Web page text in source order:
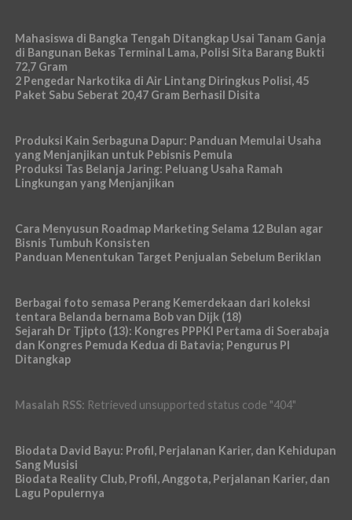
Mahasiswa di Bangka Tengah Ditangkap Usai Tanam Ganja
di Bangunan Bekas Terminal Lama, Polisi Sita Barang Bukti
72,7 Gram
2 Pengedar Narkotika di Air Lintang Diringkus Polisi, 45
Paket Sabu Seberat 20,47 Gram Berhasil Disita
Produksi Kain Serbaguna Dapur: Panduan Memulai Usaha
yang Menjanjikan untuk Pebisnis Pemula
Produksi Tas Belanja Jaring: Peluang Usaha Ramah
Lingkungan yang Menjanjikan
Cara Menyusun Roadmap Marketing Selama 12 Bulan agar
Bisnis Tumbuh Konsisten
Panduan Menentukan Target Penjualan Sebelum Beriklan
Berbagai foto semasa Perang Kemerdekaan dari koleksi
tentara Belanda bernama Bob van Dijk (18)
Sejarah Dr Tjipto (13): Kongres PPPKI Pertama di Soerabaja
dan Kongres Pemuda Kedua di Batavia; Pengurus PI
Ditangkap
Masalah RSS: Retrieved unsupported status code "404"
Biodata David Bayu: Profil, Perjalanan Karier, dan Kehidupan
Sang Musisi
Biodata Reality Club, Profil, Anggota, Perjalanan Karier, dan
Lagu Populernya